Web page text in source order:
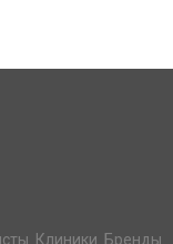
Клиники. Бренды.